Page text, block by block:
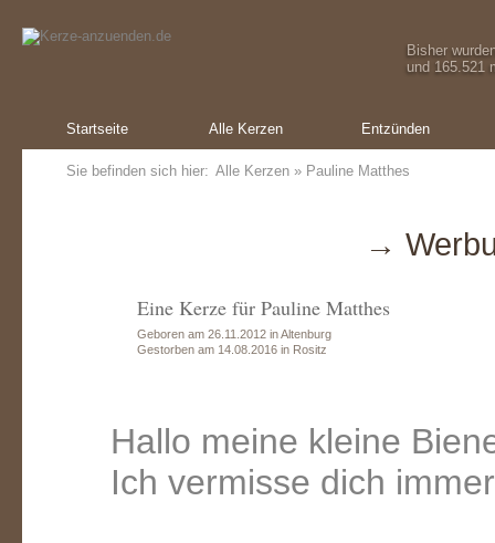
Bisher
und 165.521
Startseite Alle Kerzen Entzünden
Sie befinden sich hier: Alle Kerzen » Pauline Matthes
→
Eine Kerze für Pauline Matthes
Geboren am 26.11.2012 in Altenburg
Gestorben am 14.08.2016 in Rositz
Hallo meine kleine
Ich vermisse dich